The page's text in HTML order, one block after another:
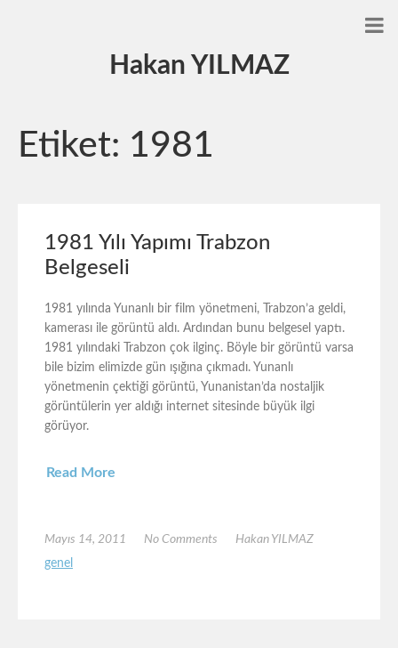
Hakan YILMAZ
Etiket: 1981
1981 Yılı Yapımı Trabzon
Belgeseli
1981 yılında Yunanlı bir film yönetmeni, Trabzon’a geldi,
kamerası ile görüntü aldı. Ardından bunu belgesel yaptı.
1981 yılındaki Trabzon çok ilginç. Böyle bir görüntü varsa
bile bizim elimizde gün ışığına çıkmadı. Yunanlı
yönetmenin çektiği görüntü, Yunanistan’da nostaljik
görüntülerin yer aldığı internet sitesinde büyük ilgi
görüyor.
Read More
Mayıs 14, 2011 No Comments
Hakan YILMAZ
genel